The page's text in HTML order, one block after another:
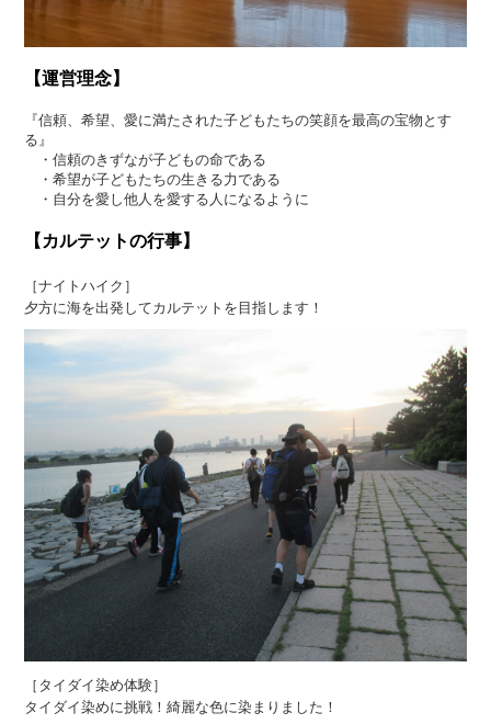
【運営理念】
『信頼、希望、愛に満たされた子どもたちの笑顔を最高の宝物とす
る』
・信頼のきずなが子どもの命である
・希望が子どもたちの生きる力である
・自分を愛し他人を愛する人になるように
【カルテットの行事】
［ナイトハイク］
夕方に海を出発してカルテットを目指します！
［タイダイ染め体験］
タイダイ染めに挑戦！綺麗な色に染まりました！